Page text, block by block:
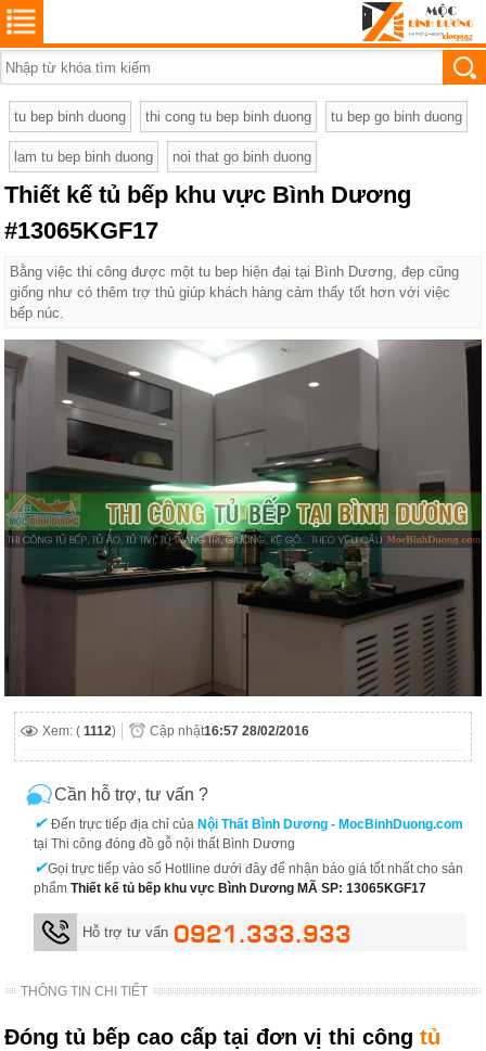
tu bep binh duong thi cong tu bep binh duong tu bep go binh duong
lam tu bep binh duong noi that go binh duong
Thiết kế tủ bếp khu vực Bình Dương
#13065KGF17
Bằng việc thi công được một tu bep hiện đại tại Bình Dương, đẹp cũng
giống như có thêm trợ thủ giúp khách hàng cảm thấy tốt hơn với việc
bếp núc.
Xem: ( 1112) Cập nhật16:57 28/02/2016
Cần hỗ trợ, tư vấn ?
✔Đến trực tiếp địa chỉ của Nội Thất Bình Dương - MocBinhDuong.com
tại Thi công đóng đồ gỗ nội thất Bình Dương
✔Gọi trực tiếp vào số Hotlline dưới đây để nhận báo giá tốt nhất cho sản
phẩm Thiết kế tủ bếp khu vực Bình Dương MÃ SP: 13065KGF17
Hỗ trợ tư vấn 0921.333.933
THÔNG TIN CHI TIẾT
Đóng tủ bếp cao cấp tại đơn vị thi côngtủ